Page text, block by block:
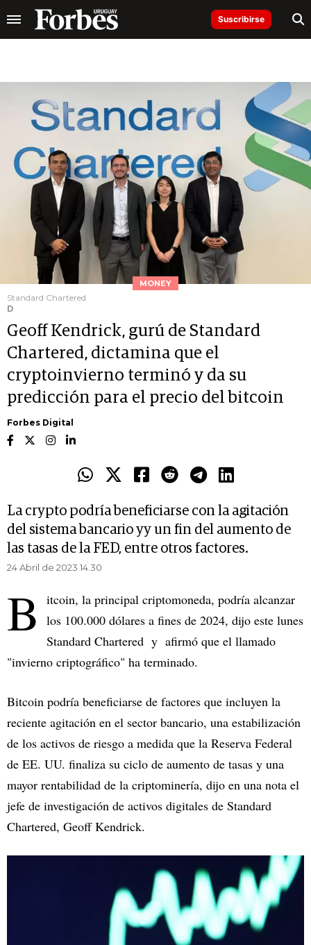
Suscribirse
MONEY
Standard Chartered
D
Geoff Kendrick, gurú de Standard
Chartered, dictamina que el
cryptoinvierno terminó y da su
predicción para el precio del bitcoin
Forbes Digital
La crypto podría beneficiarse con la agitación
del sistema bancario yy un fin del aumento de
las tasas de la FED, entre otros factores.
24 Abril de 2023 14.30
B
itcoin, la principal criptomoneda, podría alcanzar
los 100.000 dólares a fines de 2024, dijo este lunes
Standard Chartered y afirmó que el llamado
"invierno criptográfico" ha terminado.
Bitcoin podría beneficiarse de factores que incluyen la
reciente agitación en el sector bancario, una estabilización
de los activos de riesgo a medida que la Reserva Federal
de EE. UU. finaliza su ciclo de aumento de tasas y una
mayor rentabilidad de la criptominería, dijo en una nota el
jefe de investigación de activos digitales de Standard
Chartered, Geoff Kendrick.